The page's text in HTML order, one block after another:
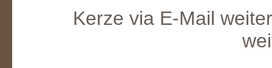
Kerze via E-Mail